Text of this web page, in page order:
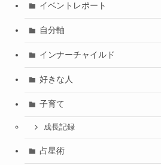
イベントレポート
自分軸
インナーチャイルド
好きな人
子育て
成長記録
占星術